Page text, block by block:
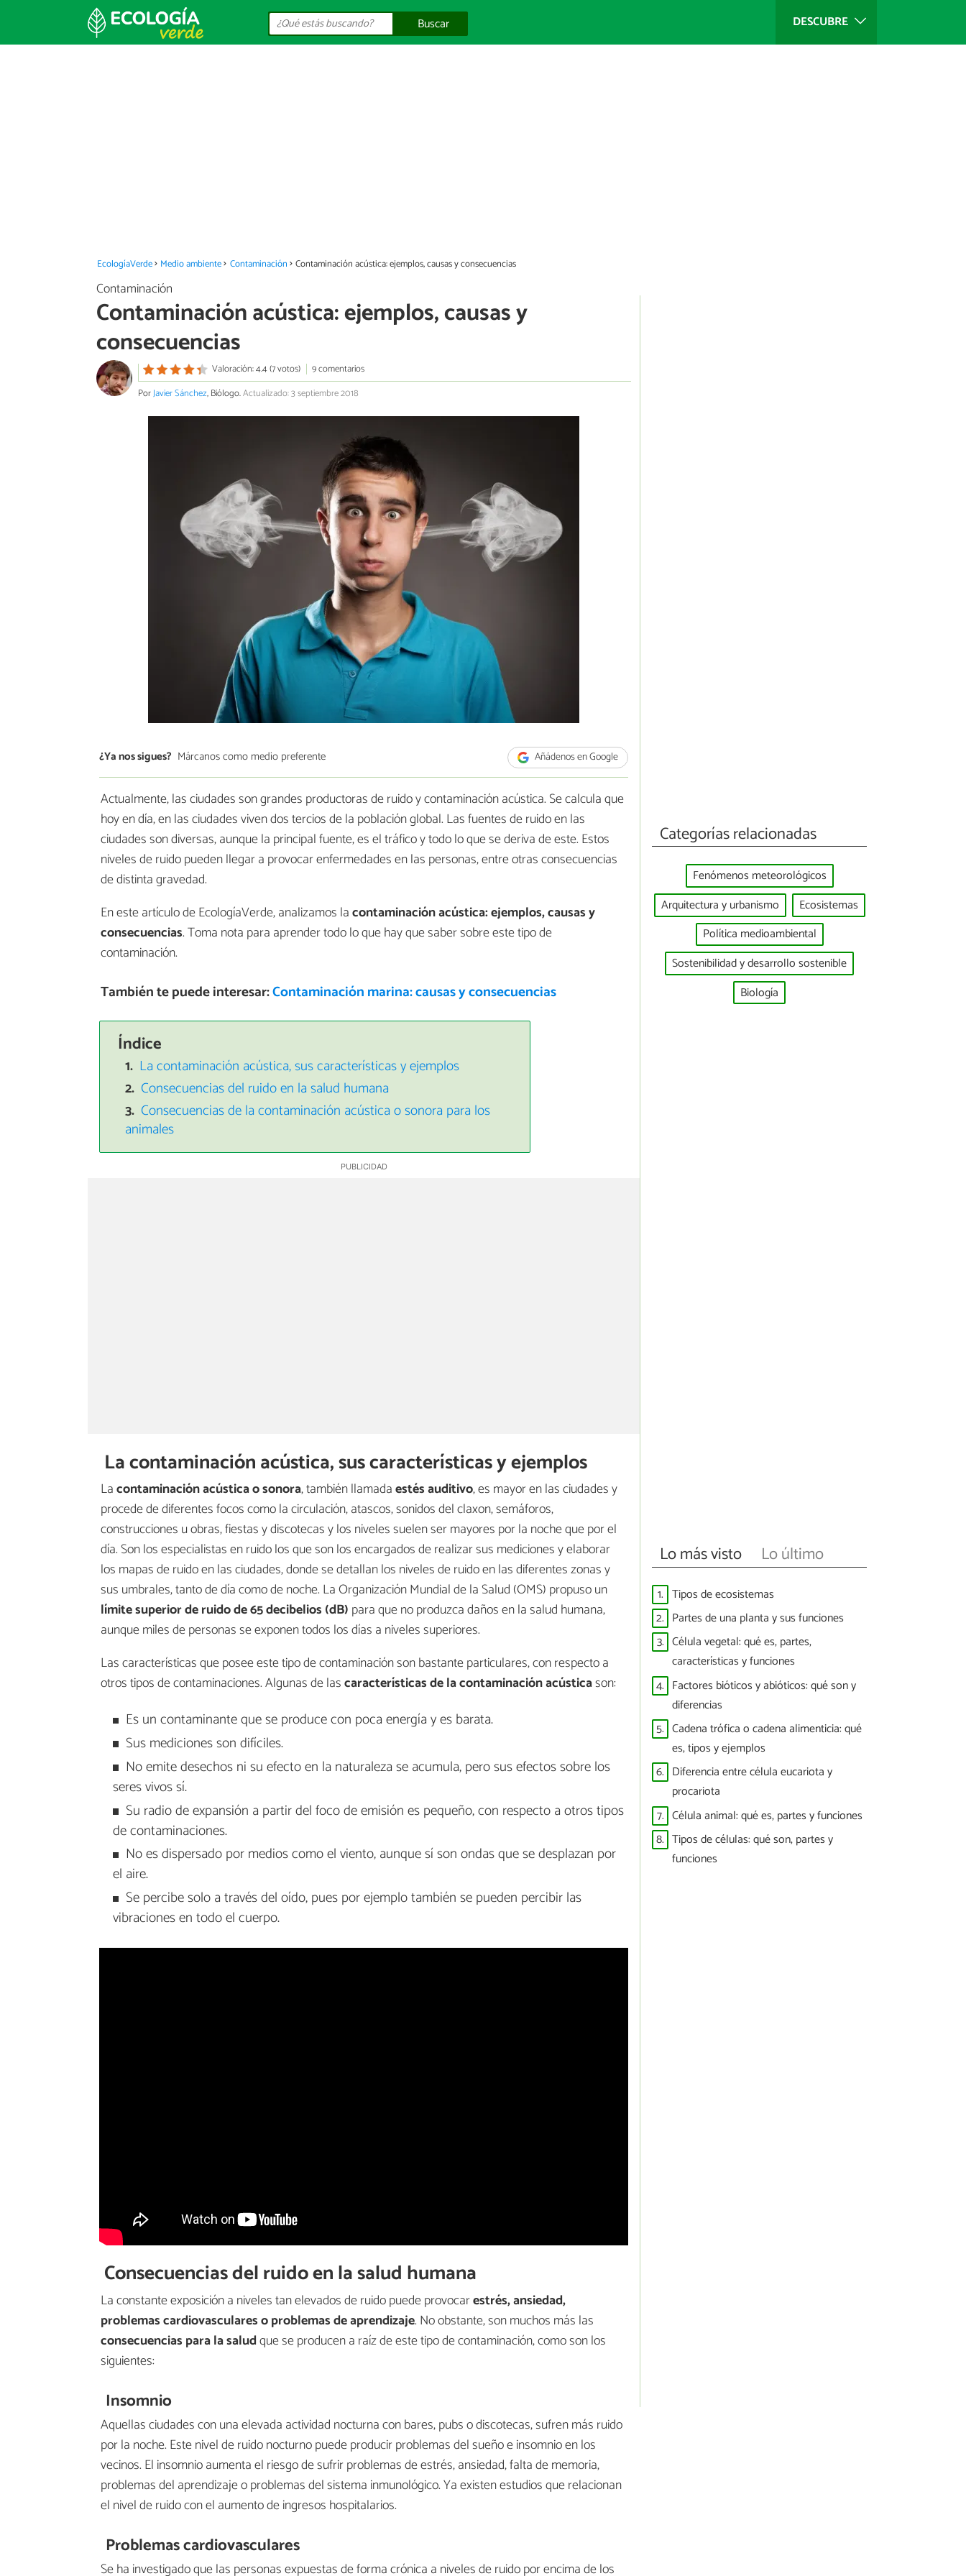
DESCUBRE
Buscar
EcologíaVerde Medio ambiente Contaminación Contaminación acústica: ejemplos, causas y consecuencias
Contaminación
Contaminación acústica: ejemplos, causas y
consecuencias
Valoración: 4.4 (7 votos)
9 comentarios
PorJavier Sánchez, Biólogo.Actualizado: 3 septiembre 2018
¿Ya nos sigues? Márcanos como medio preferente Añádenos en Google
Actualmente, las ciudades son grandes productoras de ruido y contaminación acústica. Se calcula que
hoy en día, en las ciudades viven dos tercios de la población global. Las fuentes de ruido en las
ciudades son diversas, aunque la principal fuente, es el tráfico y todo lo que se deriva de este. Estos
niveles de ruido pueden llegar a provocar enfermedades en las personas, entre otras consecuencias
de distinta gravedad.
En este artículo de EcologíaVerde, analizamos lacontaminación acústica: ejemplos, causas y
consecuencias. Toma nota para aprender todo lo que hay que saber sobre este tipo de
contaminación.
También te puede interesar:Contaminación marina: causas y consecuencias
Índice
La contaminación acústica, sus características y ejemplos
Consecuencias del ruido en la salud humana
Consecuencias de la contaminación acústica o sonora para los
animales
La contaminación acústica, sus características y ejemplos
Lacontaminación acústica o sonora, también llamadaestés auditivo, es mayor en las ciudades y
procede de diferentes focos como la circulación, atascos, sonidos del claxon, semáforos,
construcciones u obras, fiestas y discotecas y los niveles suelen ser mayores por la noche que por el
día. Son los especialistas en ruido los que son los encargados de realizar sus mediciones y elaborar
los mapas de ruido en las ciudades, donde se detallan los niveles de ruido en las diferentes zonas y
sus umbrales, tanto de día como de noche. La Organización Mundial de la Salud (OMS) propuso un
límite superior de ruido de 65 decibelios (dB) para que no produzca daños en la salud humana,
aunque miles de personas se exponen todos los días a niveles superiores.
Las características que posee este tipo de contaminación son bastante particulares, con respecto a
otros tipos de contaminaciones. Algunas de lascaracterísticas de la contaminación acústicason:
Es un contaminante que se produce con poca energía y es barata.
Sus mediciones son difíciles.
No emite desechos ni su efecto en la naturaleza se acumula, pero sus efectos sobre los
seres vivos sí.
Su radio de expansión a partir del foco de emisión es pequeño, con respecto a otros tipos
de contaminaciones.
No es dispersado por medios como el viento, aunque sí son ondas que se desplazan por
el aire.
Se percibe solo a través del oído, pues por ejemplo también se pueden percibir las
vibraciones en todo el cuerpo.
Consecuencias del ruido en la salud humana
La constante exposición a niveles tan elevados de ruido puede provocarestrés, ansiedad,
problemas cardiovasculares o problemas de aprendizaje. No obstante, son muchos más las
consecuencias para la saludque se producen a raíz de este tipo de contaminación, como son los
siguientes:
Insomnio
Aquellas ciudades con una elevada actividad nocturna con bares, pubs o discotecas, sufren más ruido
por la noche. Este nivel de ruido nocturno puede producir problemas del sueño e insomnio en los
vecinos. El insomnio aumenta el riesgo de sufrir problemas de estrés, ansiedad, falta de memoria,
problemas del aprendizaje o problemas del sistema inmunológico. Ya existen estudios que relacionan
el nivel de ruido con el aumento de ingresos hospitalarios.
Problemas cardiovasculares
Se ha investigado que las personas expuestas de forma crónica a niveles de ruido por encima de los
Categorías relacionadas
Fenómenos meteorológicos
Arquitectura y urbanismo
Ecosistemas
Política medioambiental
Sostenibilidad y desarrollo sostenible
Biología
Lo más visto Lo último
1. Tipos de ecosistemas
2. Partes de una planta y sus funciones
3. Célula vegetal: qué es, partes,
características y funciones
4. Factores bióticos y abióticos: qué son y
diferencias
5. Cadena trófica o cadena alimenticia: qué
es, tipos y ejemplos
6. Diferencia entre célula eucariota y
procariota
7. Célula animal: qué es, partes y funciones
8. Tipos de células: qué son, partes y
funciones